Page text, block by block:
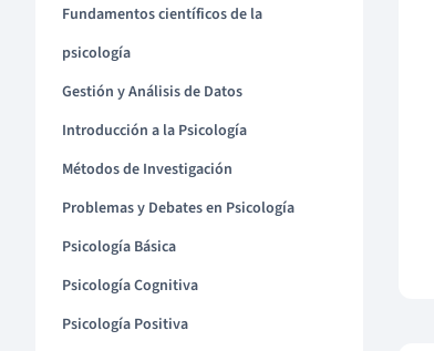
Fundamentos científicos de la
psicología
Gestión y Análisis de Datos
Introducción a la Psicología
Métodos de Investigación
Problemas y Debates en Psicología
Psicología Básica
Psicología Cognitiva
Psicología Positiva